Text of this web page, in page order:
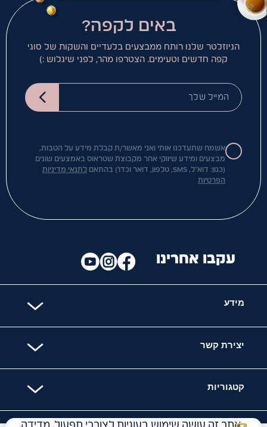
באים לקפה?
הניוזלטר שלנו רותח ממבצעים בלעדיים והשקות של סוגי
קפה חדשים וטעימים. הצטרפו מהר, לפני שיגלוש :)
המייל שלך
אשמח שתעדכנו אותי ואני מאשר/ת קבלת מידע על הטבות,
מבצעים ומידע שיווקי אחר מקבוצת שטראוס באמצעים שונים
(כגון: דוא"ל, SMS, טלפון, דואר וכדו') בהתאם
לתנאי מדיניות
הפרטיות
מידע
יצירת קשר
קטגוריות
עקבו אחרינו
אתר זה עושה שימוש בעוגיות לצורכי תפעול, מדידה,